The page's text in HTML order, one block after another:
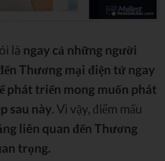
là ngay cả những người
Thương mại điện tử ngay
phát triển mong muốn phát
sau này . Vì vậy, điểm mấu
liên quan đến Thương
trọng.